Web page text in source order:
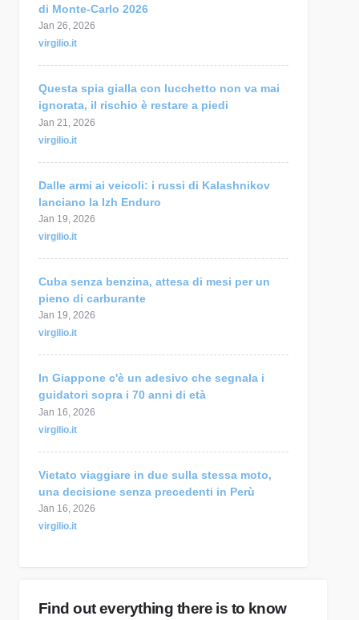
di Monte-Carlo 2026
Jan 26, 2026
virgilio.it
Questa spia gialla con lucchetto non va mai
ignorata, il rischio è restare a piedi
Jan 21, 2026
virgilio.it
Dalle armi ai veicoli: i russi di Kalashnikov
lanciano la Izh Enduro
Jan 19, 2026
virgilio.it
Cuba senza benzina, attesa di mesi per un
pieno di carburante
Jan 19, 2026
virgilio.it
In Giappone c'è un adesivo che segnala i
guidatori sopra i 70 anni di età
Jan 16, 2026
virgilio.it
Vietato viaggiare in due sulla stessa moto,
una decisione senza precedenti in Perù
Jan 16, 2026
virgilio.it
Find out everything there is to know